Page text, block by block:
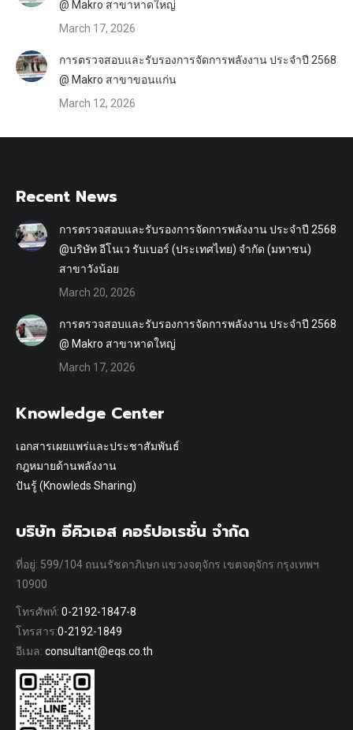
@ Makro สาขาหาดใหญ่
March 17, 2026
การตรวจสอบและรับรองการจัดการพลังงาน ประจำปี 2568
@ Makro สาขาขอนแก่น
March 12, 2026
Recent News
การตรวจสอบและรับรองการจัดการพลังงาน ประจำปี 2568
@บริษัท อีโนเว รับเบอร์ (ประเทศไทย) จำกัด (มหาชน)
สาขาวังน้อย
March 20, 2026
การตรวจสอบและรับรองการจัดการพลังงาน ประจำปี 2568
@ Makro สาขาหาดใหญ่
March 17, 2026
Knowledge Center
เอกสารเผยแพร่และประชาสัมพันธ์
กฎหมายด้านพลังงาน
ปันรู้ (Knowleds Sharing)
บริษัท อีคิวเอส คอร์ปอเรชั่น จำกัด
ที่อยู่: 599/104 ถนนรัชดาภิเษก แขวงจตุจักร เขตจตุจักร กรุงเทพฯ
10900
โทรศัพท์: 0-2192-1847-8
โทรสาร:0-2192-1849
อีเมล: consultant@eqs.co.th